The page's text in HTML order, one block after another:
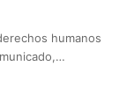
humanos